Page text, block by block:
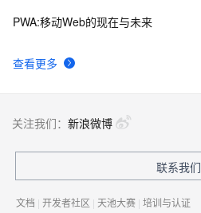
查看更多
PWA:移动Web的现在与未来
关注我们： 新浪微博
联系我们
文档 | 开发者社区 | 天池大赛 | 培训与认证